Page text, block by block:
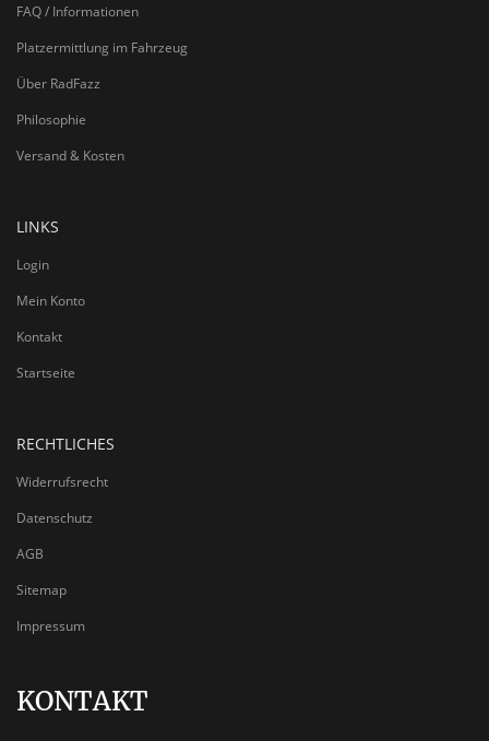
FAQ / Informationen
Platzermittlung im Fahrzeug
Über RadFazz
Philosophie
Versand & Kosten
LINKS
Login
Mein Konto
Kontakt
Startseite
RECHTLICHES
Widerrufsrecht
Datenschutz
AGB
Sitemap
Impressum
KONTAKT